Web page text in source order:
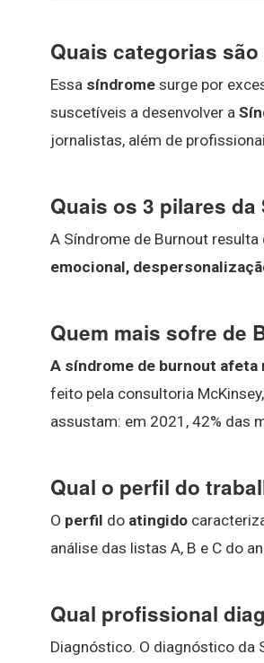
Quais categorias
Essa síndrome surge por
suscetíveis a desenvolver a
jornalistas, além de
Quais os 3 pilares
A Síndrome de Burnout
emocional,
Quem mais sofre de
A síndrome de burnout afeta
feito pela consultoria
assustam: em 2021, 42% das
Qual o perfil do
O perfil do atingido
análise das listas A, B e C do
Qual profissional
Diagnóstico. O diagnóstico da